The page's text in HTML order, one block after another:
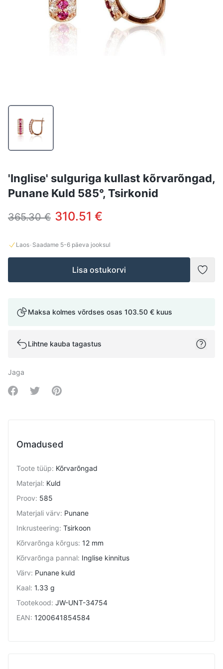
'Inglise' sulguriga kullast kõrvarõngad,
Punane Kuld 585°, Tsirkonid
365.30 € 310.51 €
Laos· Saadame 5-6 päeva jooksul
Lisa ostukorvi
Maksa kolmes võrdses osas 103.50 € kuus
Lihtne kauba tagastus
Jaga
Share on Facebook
Share on Twitter
Share on Pinterest
Omadused
Toote tüüp: Kõrvarõngad
Materjal: Kuld
Proov: 585
Materjali värv: Punane
Inkrusteering: Tsirkoon
Kõrvarõnga kõrgus: 12 mm
Kõrvarõnga pannal: Inglise kinnitus
Värv: Punane kuld
Kaal: 1.33 g
Tootekood: JW-UNT-34754
EAN: 1200641854584